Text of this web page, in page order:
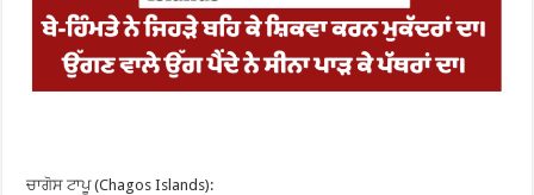
ਚਾਗੋਸ ਟਾਪੂ (Chagos Islands):